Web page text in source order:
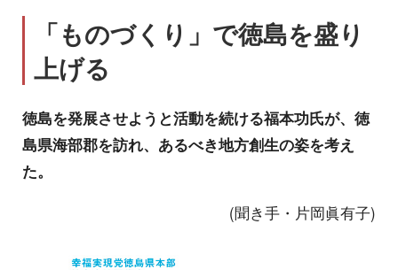
「ものづくり」で徳島を盛り
上げる
徳島を発展させようと活動を続ける福本功氏が、徳
島県海部郡を訪れ、あるべき地方創生の姿を考え
た。
(聞き手・片岡眞有子)